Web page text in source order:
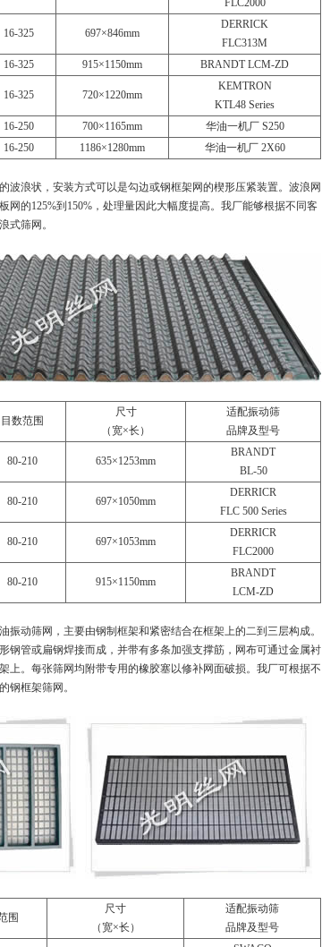
FLC2000
16-325 697×846mm
DERRICK
FLC313M
16-325 915×1150mm BRANDT LCM-ZD
16-325 720×1220mm
KEMTRON
KTL48 Series
16-250 700×1165mm
华油一机厂 S250
16-250 1186×1280mm 华油一机厂 2X60
波浪状，安装方式可以是勾边或钢框架网的楔形压紧装置。波浪网
网的125%到150%，处理量因此大幅度提高。我厂能够根据不同客
式筛网。
目数范围
尺寸
（宽×长）
适配振动筛
品牌及型号
80-210 635×1253mm
BRANDT
BL-50
80-210 697×1050mm
DERRICR
FLC 500 Series
80-210 697×1053mm
DERRICR
FLC2000
80-210 915×1150mm
BRANDT
LCM-ZD
振动筛网，主要由钢制框架和紧密结合在框架上的二到三层构成。
钢管或扁钢焊接而成，并带有多条加强支撑筋，网布可通过金属衬
上。每张筛网均附带专用的橡胶塞以修补网面破损。我厂可根据不
钢框架筛网。
围
尺寸
（宽×长）
适配振动筛
品牌及型号